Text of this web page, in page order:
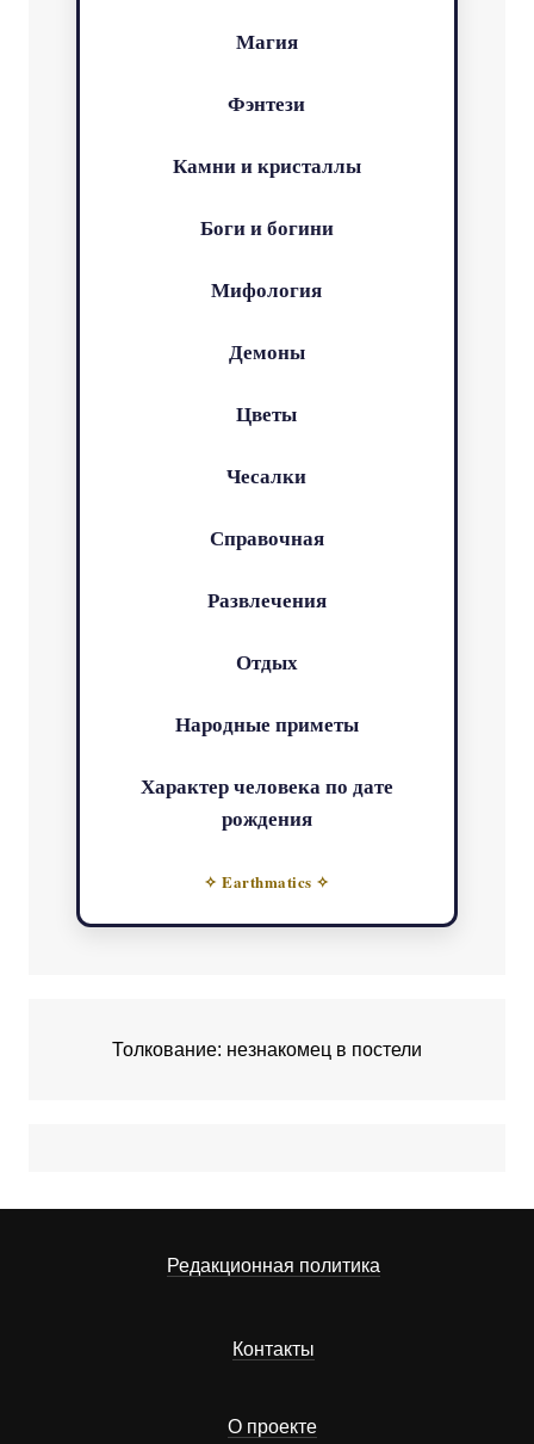
Магия
Фэнтези
Камни и кристаллы
Боги и богини
Мифология
Демоны
Цветы
Чесалки
Справочная
Развлечения
Отдых
Народные приметы
Характер человека по дате
рождения
✧ Earthmatics ✧
Толкование: незнакомец в постели
Редакционная политика
Контакты
О проекте